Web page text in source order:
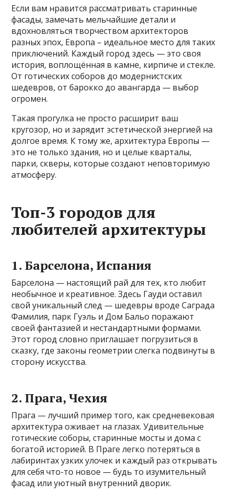
Если вам нравится рассматривать старинные
фасады, замечать мельчайшие детали и
вдохновляться творчеством архитекторов
разных эпох, Европа – идеальное место для таких
приключений. Каждый город здесь — это своя
история, воплощённая в камне, кирпиче и стекле.
От готических соборов до модернистских
шедевров, от барокко до авангарда — выбор
огромен.
Такая прогулка не просто расширит ваш
кругозор, но и зарядит эстетической энергией на
долгое время. К тому же, архитектура Европы —
это не только здания, но и целые кварталы,
парки, скверы, которые создают неповторимую
атмосферу.
Топ-3 городов для
любителей архитектуры
1. Барселона, Испания
Барселона — настоящий рай для тех, кто любит
необычное и креативное. Здесь Гауди оставил
свой уникальный след — шедевры вроде Саграда
Фамилия, парк Гуэль и Дом Бальо поражают
своей фантазией и нестандартными формами.
Этот город словно приглашает погрузиться в
сказку, где законы геометрии слегка подвинуты в
сторону искусства.
2. Прага, Чехия
Прага — лучший пример того, как средневековая
архитектура оживает на глазах. Удивительные
готические соборы, старинные мосты и дома с
богатой историей. В Праге легко потеряться в
лабиринтах узких улочек и каждый раз открывать
для себя что-то новое — будь то изумительный
фасад или уютный внутренний дворик.